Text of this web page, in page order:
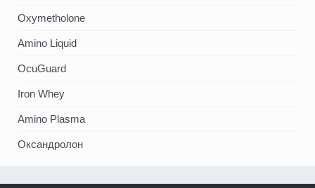
Oxymetholone
Amino Liquid
OcuGuard
Iron Whey
Amino Plasma
Оксандролон